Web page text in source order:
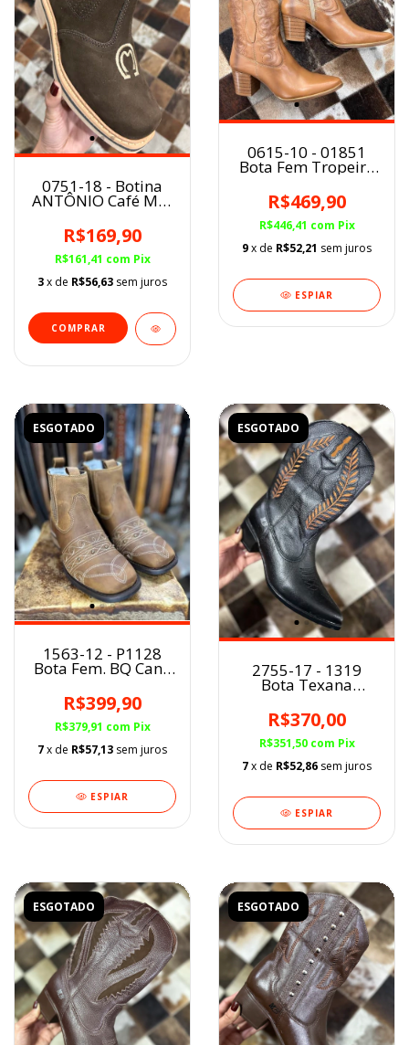
0751-18 - Botina
ANTÔNIO Café MM
Couro Nobuck
R$169,90
R$161,41 com Pix
3x de R$56,63 sem juros
COMPRAR
0615-10 - 01851
Bota Fem Tropeiro
Bali Camel / Bico
Fino / Cano Curto
R$469,90
R$446,41 com Pix
9x de R$52,21 sem juros
ESPIAR
ESGOTADO
1563-12 - P1128
Bota Fem. BQ Cano
Curto Crazy Horse
Havana Nevada
R$399,90
R$379,91 com Pix
7x de R$57,13 sem juros
ESPIAR
ESGOTADO
2755-17 - 1319
Bota Texana
BF
R$370,00
R$351,50 com Pix
7x de R$52,86 sem juros
ESPIAR
ESGOTADO ESGOTADO